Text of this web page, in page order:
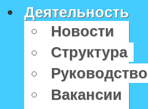
Деятельность
Новости
Структура
Руководство
Вакансии